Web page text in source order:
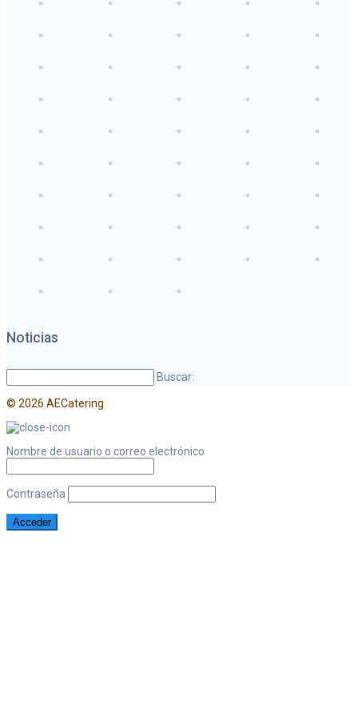
Noticias
Buscar:
© 2026 AECatering
Nombre de usuario o correo electrónico
Contraseña